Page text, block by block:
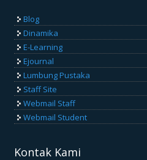
Blog
Dinamika
E-Learning
Ejournal
Lumbung Pustaka
Staff Site
Webmail Staff
Webmail Student
Kontak Kami